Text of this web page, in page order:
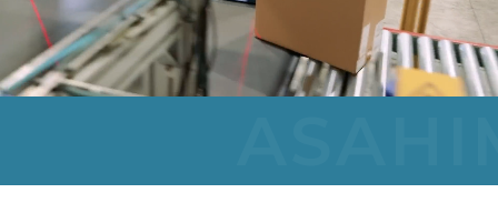
航空貨物取扱事業
工場内請負事業